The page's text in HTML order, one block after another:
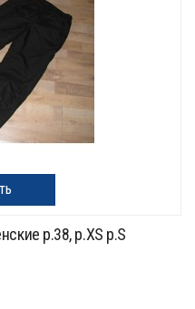
p.38, p.XS p.S